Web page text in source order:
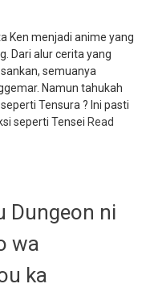
Ken menjadi anime yang
Dari alur cerita yang
semuanya
Namun tahukah
Tensura ? Ini pasti
seperti Tensei Read
Dungeon ni
wa
ka